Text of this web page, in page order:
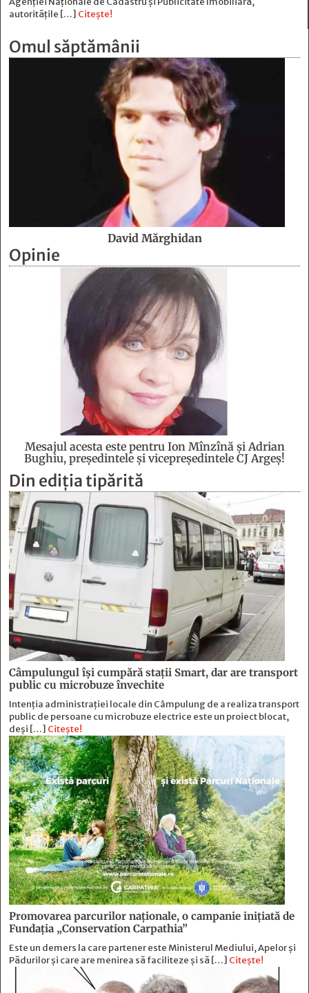
autoritățile […] Citește!
Omul săptămânii
David Mărghidan
Opinie
Mesajul acesta este pentru Ion Mînzînă şi Adrian
Bughiu, preşedintele şi vicepreşedintele CJ Argeş!
Din ediția tipărită
Câmpulungul îşi cumpără staţii Smart, dar are transport
public cu microbuze învechite
Intenția administrației locale din Câmpulung de a realiza transport
public de persoane cu microbuze electrice este un proiect blocat,
deși […] Citește!
Promovarea parcurilor naționale, o campanie inițiată de
Fundația „Conservation Carpathia”
Este un demers la care partener este Ministerul Mediului, Apelor și
Pădurilor și care are menirea să faciliteze și să […] Citește!